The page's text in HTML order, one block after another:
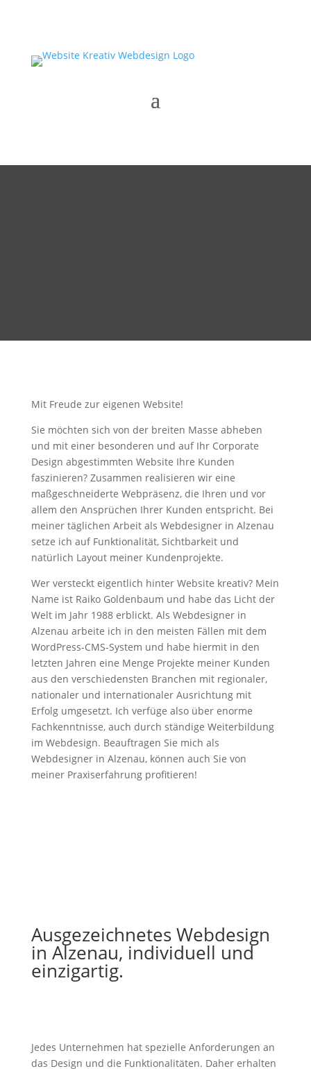
Mit Freude zur eigenen Website!
Sie möchten sich von der breiten Masse abheben
und mit einer besonderen und auf Ihr Corporate
Design abgestimmten Website Ihre Kunden
faszinieren? Zusammen realisieren wir eine
maßgeschneiderte Webpräsenz, die Ihren und vor
allem den Ansprüchen Ihrer Kunden entspricht. Bei
meiner täglichen Arbeit als Webdesigner in Alzenau
setze ich auf Funktionalität, Sichtbarkeit und
natürlich Layout meiner Kundenprojekte.
Wer versteckt eigentlich hinter Website kreativ? Mein
Name ist Raiko Goldenbaum und habe das Licht der
Welt im Jahr 1988 erblickt. Als Webdesigner in
Alzenau arbeite ich in den meisten Fällen mit dem
WordPress-CMS-System und habe hiermit in den
letzten Jahren eine Menge Projekte meiner Kunden
aus den verschiedensten Branchen mit regionaler,
nationaler und internationaler Ausrichtung mit
Erfolg umgesetzt. Ich verfüge also über enorme
Fachkenntnisse, auch durch ständige Weiterbildung
im Webdesign. Beauftragen Sie mich als
Webdesigner in Alzenau, können auch Sie von
meiner Praxiserfahrung profitieren!
Ausgezeichnetes Webdesign
in Alzenau, individuell und
einzigartig.
Jedes Unternehmen hat spezielle Anforderungen an
das Design und die Funktionalitäten. Daher erhalten